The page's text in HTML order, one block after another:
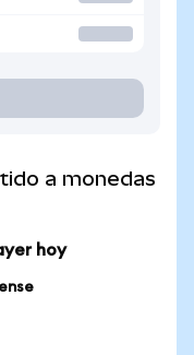
a monedas
hoy